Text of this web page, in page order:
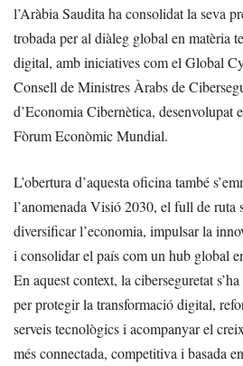
l’Aràbia Saudita ha consolidat la seva
trobada per al diàleg global en matèria
digital, amb iniciatives com el Global
Consell de Ministres Àrabs de
d’Economia Cibernètica, desenvolupat
Fòrum Econòmic Mundial.
L’obertura d’aquesta oficina també
l’anomenada Visió 2030, el full de ruta
diversificar l’economia, impulsar la
i consolidar el país com un hub global
En aquest context, la ciberseguretat
per protegir la transformació digital,
serveis tecnològics i acompanyar el
més connectada, competitiva i basada